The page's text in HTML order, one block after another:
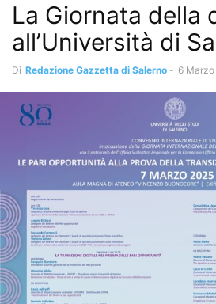
La Giornata della
all’Università di
Di Redazione Gazzetta di Salerno - 6